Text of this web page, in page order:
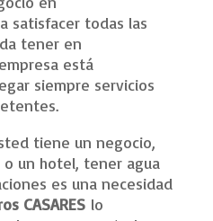
satisfacer todas las
tener en
está
siempre servicios
tiene un negocio,
un hotel, tener agua
es una necesidad
CASARESlo